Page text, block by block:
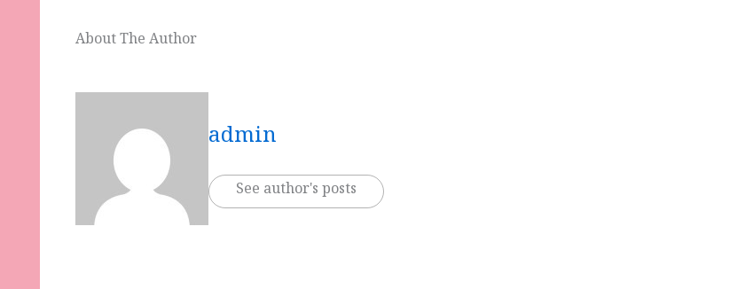
About The Author
admin
See author's posts